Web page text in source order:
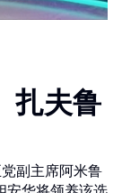
扎夫鲁
副主席阿米鲁